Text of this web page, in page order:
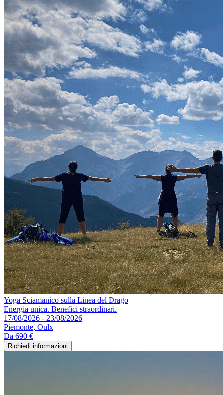
Yoga Sciamanico sulla Linea del Drago
Energia unica. Benefici straordinari.
17/08/2026 - 23/08/2026
Piemonte, Oulx
Da 690 €
Richiedi informazioni